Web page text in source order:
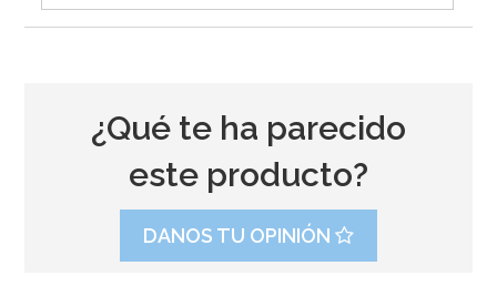
¿Qué te ha parecido
este producto?
DANOS TU OPINIÓN